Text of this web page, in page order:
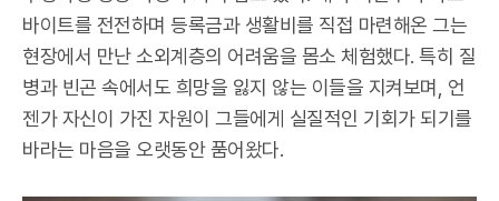
바이트를 전전하며 등록금과 생활비를 직접 마련해온 그는
현장에서 만난 소외계층의 어려움을 몸소 체험했다. 특히 질
병과 빈곤 속에서도 희망을 잃지 않는 이들을 지켜보며, 언
젠가 자신이 가진 자원이 그들에게 실질적인 기회가 되기를
바라는 마음을 오랫동안 품어왔다.